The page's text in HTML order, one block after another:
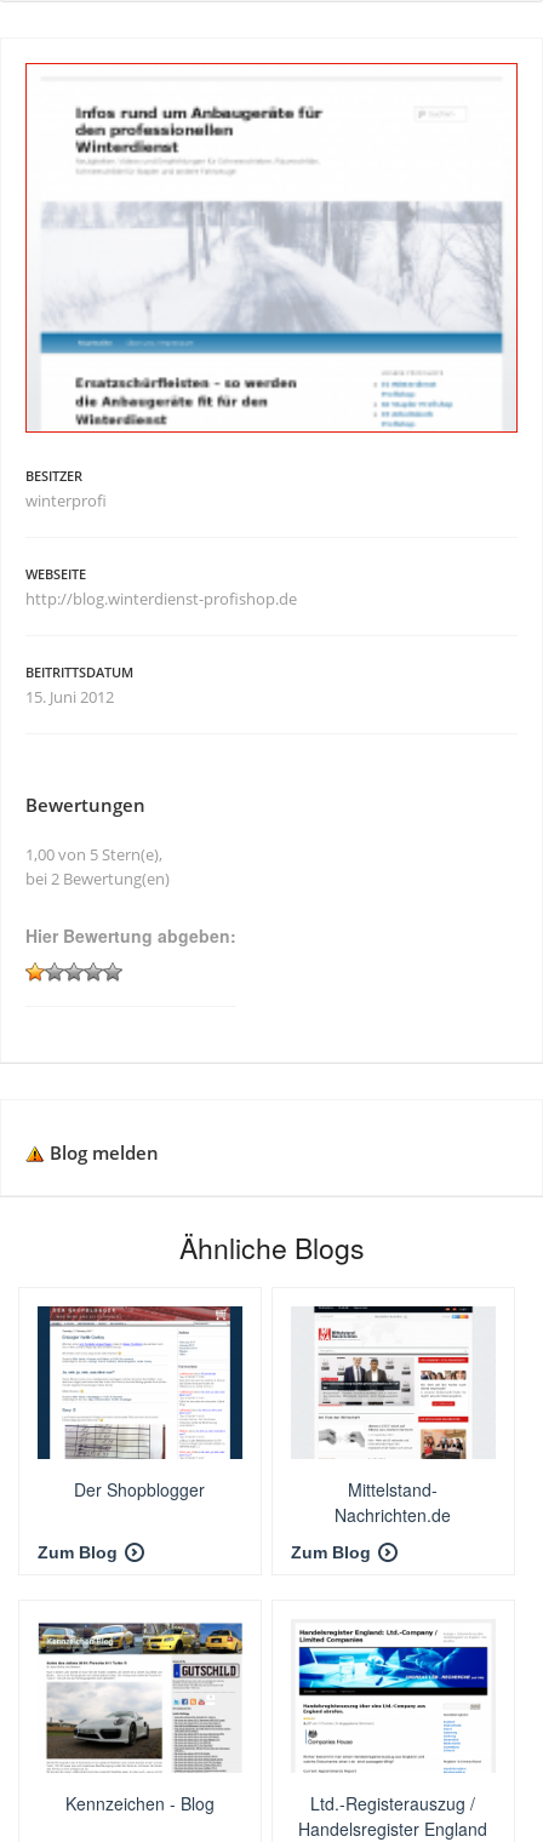
BESITZER
winterprofi
WEBSEITE
http://blog.winterdienst-profishop.de
BEITRITTSDATUM
15. Juni 2012
Bewertungen
1,00 von 5 Stern(e),
bei 2 Bewertung(en)
Hier Bewertung abgeben:
Blog melden
Ähnliche Blogs
Der Shopblogger
Zum Blog
Mittelstand-
Nachrichten.de
Zum Blog
Kennzeichen - Blog
Ltd.-Registerauszug /
Handelsregister England